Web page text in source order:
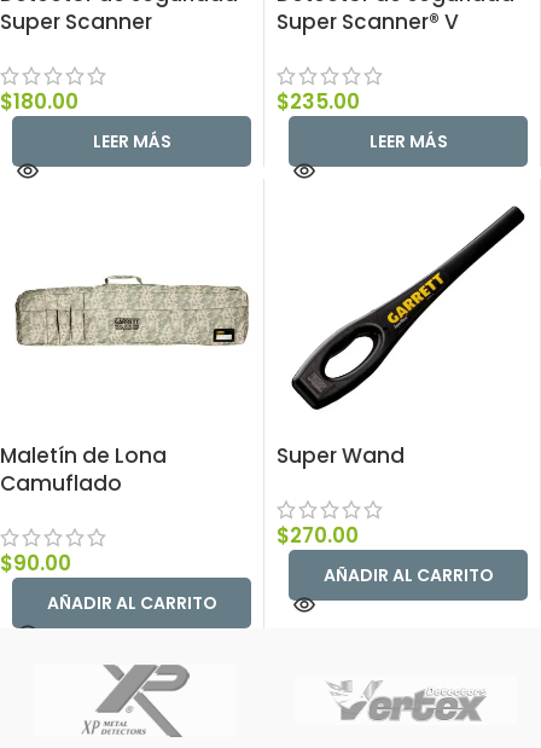
Super Scanner
$180.00
LEER MÁS
Super Scanner® V
$235.00
LEER MÁS
Maletín de Lona
Camuflado
$90.00
AÑADIR AL CARRITO
Super Wand
$270.00
AÑADIR AL CARRITO